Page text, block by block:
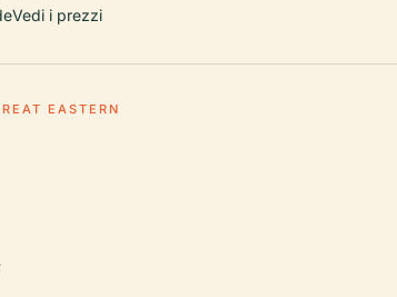
Vedi i prezzi
EASTERN